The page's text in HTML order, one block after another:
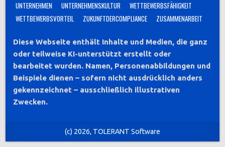
UNTERNEHMEN
UNTERNEHMENSKULTUR
WETTBEWERBSFÄHIGKEIT
WETTBEWERBSVORTEIL
ZUKUNFTDERCOMPLIANCE ZUSAMMENARBEIT
Diese Webseite enthält Inhalte und Medien, die ganz
oder teilweise KI-unterstützt erstellt oder
bearbeitet wurden. Namen, Personenabbildungen und
Beispiele dienen – sofern nicht ausdrücklich anders
gekennzeichnet – ausschließlich illustrativen
Zwecken.
(c) 2026, TOLERANT Software